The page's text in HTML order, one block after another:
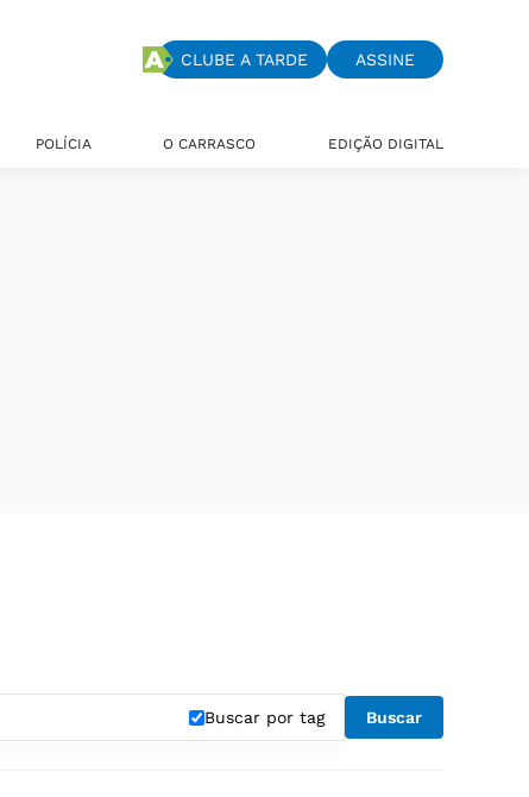
CLUBE A TARDE ASSINE
POLÍCIA O CARRASCO EDIÇÃO DIGITAL
Buscar por tag Buscar